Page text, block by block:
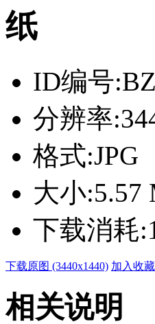
纸
ID编号:
分辨率:
格式:JPG
大小:5.57
下载消耗:
下载原图 (3440x1440) 加入收藏
相关说明